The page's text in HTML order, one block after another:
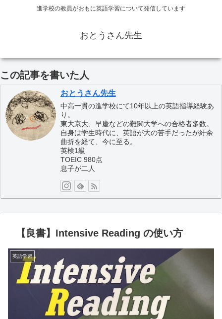
進学校の教員がおもに英語学習について発信しています
おとうさん先生
この記事を書いた人
おとうさん先生
中高一貫の進学校にて10年以上の英語指導経験あ
り。
東大京大、早慶などの難関大学への合格者多数。
自身は学生時代に、英語が大の苦手だったが紆余
曲折を経て、今に至る。
英検1級
TOEIC 980点
息子が二人
【良書】Intensive Reading の使い方
英語学習